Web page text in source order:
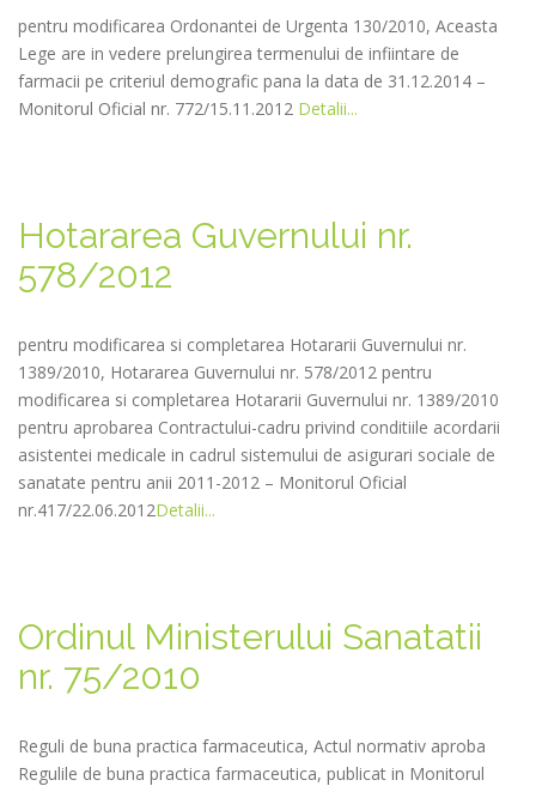
pentru modificarea Ordonantei de Urgenta 130/2010, Aceasta
Lege are in vedere prelungirea termenului de infiintare de
farmacii pe criteriul demografic pana la data de 31.12.2014 –
Monitorul Oficial nr. 772/15.11.2012 Detalii...
Hotararea Guvernului nr.
578/2012
pentru modificarea si completarea Hotararii Guvernului nr.
1389/2010, Hotararea Guvernului nr. 578/2012 pentru
modificarea si completarea Hotararii Guvernului nr. 1389/2010
pentru aprobarea Contractului-cadru privind conditiile acordarii
asistentei medicale in cadrul sistemului de asigurari sociale de
sanatate pentru anii 2011-2012 – Monitorul Oficial
nr.417/22.06.2012Detalii...
Ordinul Ministerului Sanatatii
nr. 75/2010
Reguli de buna practica farmaceutica, Actul normativ aproba
Regulile de buna practica farmaceutica, publicat in Monitorul